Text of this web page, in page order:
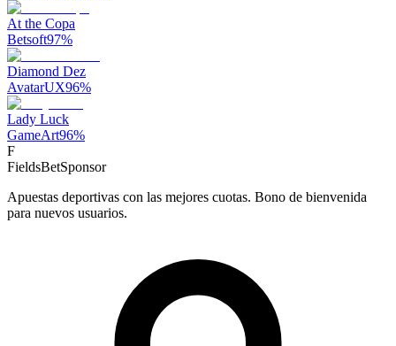
At the Copa
Betsoft97%
Diamond Dez
AvatarUX96%
Lady Luck
GameArt96%
F
FieldsBetSponsor
Apuestas deportivas con las mejores cuotas. Bono de bienvenida
para nuevos usuarios.